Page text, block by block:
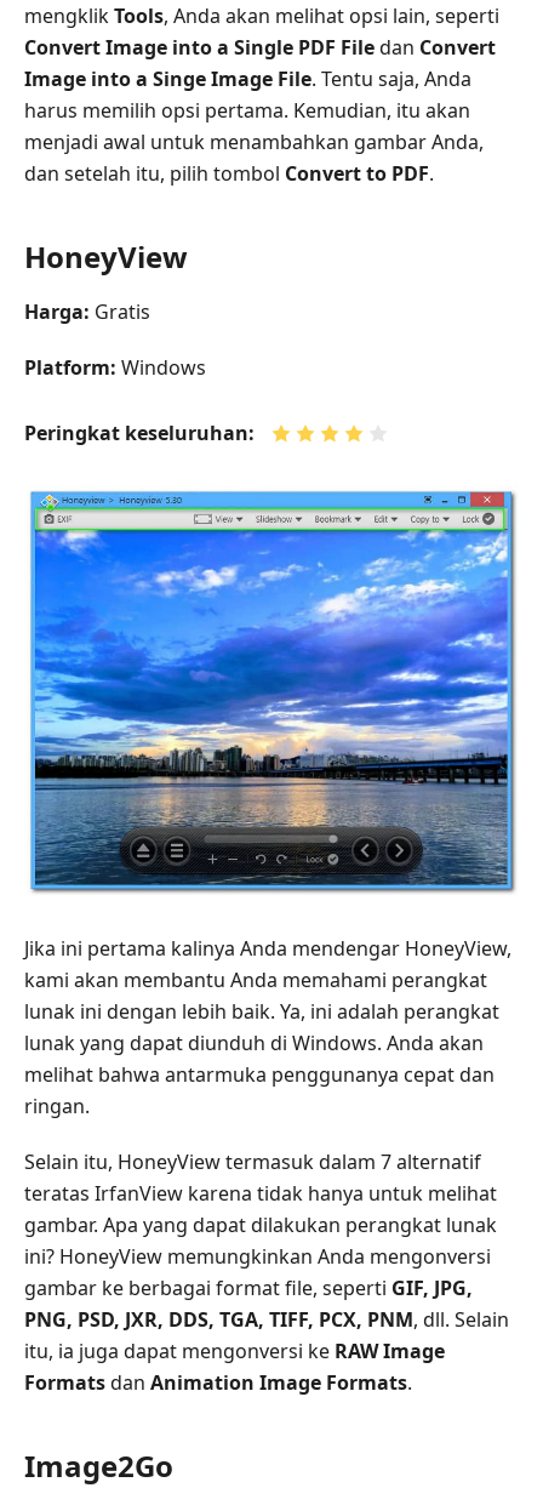
mengklikTools, Anda akan melihat opsi lain, seperti
Convert Image into a Single PDF Filedan Convert
Image into a Singe Image File. Tentu saja, Anda
harus memilih opsi pertama. Kemudian, itu akan
menjadi awal untuk menambahkan gambar Anda,
dan setelah itu, pilih tombol Convert to PDF.
HoneyView
Harga: Gratis
Platform: Windows
Peringkat keseluruhan:
Jika ini pertama kalinya Anda mendengar HoneyView,
kami akan membantu Anda memahami perangkat
lunak ini dengan lebih baik. Ya, ini adalah perangkat
lunak yang dapat diunduh di Windows. Anda akan
melihat bahwa antarmuka penggunanya cepat dan
ringan.
Selain itu, HoneyView termasuk dalam 7 alternatif
teratas IrfanView karena tidak hanya untuk melihat
gambar. Apa yang dapat dilakukan perangkat lunak
ini? HoneyView memungkinkan Anda mengonversi
gambar ke berbagai format file, seperti GIF, JPG,
PNG, PSD, JXR, DDS, TGA, TIFF, PCX, PNM, dll. Selain
itu, ia juga dapat mengonversi ke RAW Image
Formatsdan Animation Image Formats.
Image2Go